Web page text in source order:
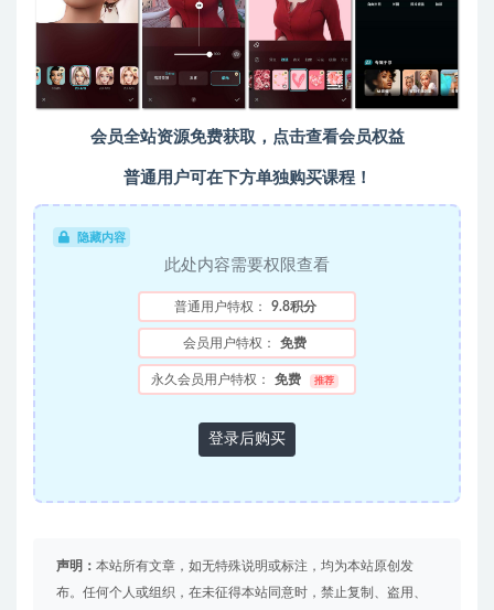
会员全站资源免费获取，点击查看会员权益
普通用户可在下方单独购买课程！
隐藏内容
此处内容需要权限查看
普通用户特权： 9.8积分
会员用户特权： 免费
永久会员用户特权： 免费 推荐
登录后购买
声明： 本站所有文章，如无特殊说明或标注，均为本站原创发
布。任何个人或组织，在未征得本站同意时，禁止复制、盗用、